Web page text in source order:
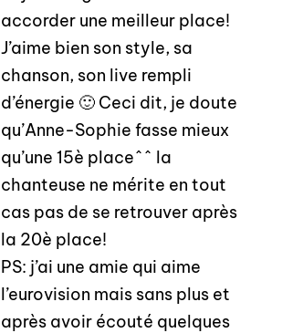
accorder une meilleur place!
J’aime bien son style, sa
chanson, son live rempli
d’énergie 🙂 Ceci dit, je doute
qu’Anne-Sophie fasse mieux
qu’une 15è place^^ la
chanteuse ne mérite en tout
cas pas de se retrouver après
la 20è place!
PS: j’ai une amie qui aime
l’eurovision mais sans plus et
après avoir écouté quelques